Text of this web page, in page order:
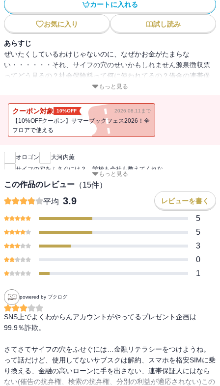
カートに入れる
お気に入り 試し読み
あらすじ
ぜいたくしているわけじゃないのに、なぜかお金がたまらな
い・・・・・・それ、サイフの穴のせいかもしれません源泉徴収票
ってどう見るの？社会保険料って何に使われてるの？借金の連帯保
証人ってどういうもの？知っておきたい基礎知識から、知らないと
ストーリー形式で楽しく学べる１冊。
もっと見る
クーポン対象 10%OFF 2026.08.11まで
【10%OFFクーポン】サマーブックフェス2026！全
フロアで使える
新刊通知
オロゴン
大河内薫
サイフの穴をふさぐには？ 学校も会社も教えてくれな
もっと見る
この作品のレビュー （15件）
平均 3.9 レビューを書く
5
5
3
0
1
powered by ブクログ
SNS上でよくわからんアカウントがやってるプレゼント企画は
99.9％詐欺。
さてさてサイフの穴をふせぐには…金融リテラシーをつけようね。
って話だけど、使用してないサブスクは解約、スマホを格安SIMに乗
り換える、金融の高いローンに手を出さない、連帯保証人にはなら
ない(催告の抗弁権、検索の抗弁権、分別の利益が適応されない)この